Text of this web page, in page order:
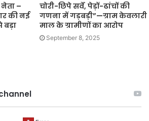
नेता –
की नई
बड़ा
चोरी-छिपे सर्वे, पेड़ों-ढांचों की
गणना में गड़बड़ी”—ग्राम केवलारी
माल के ग्रामीणों का आरोप
September 8, 2025